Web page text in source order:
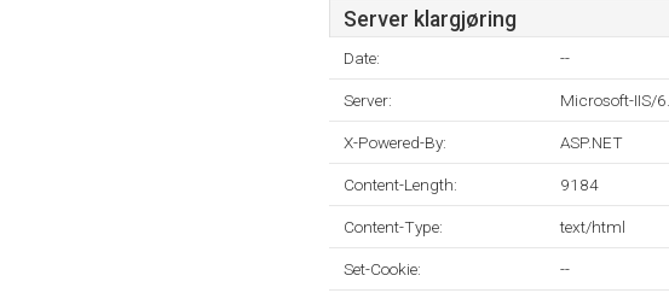
Server klargjøring
Date: --
Server: Microsoft-IIS/
X-Powered-By: ASP.NET
Content-Length: 9184
Content-Type: text/html
Set-Cookie: --